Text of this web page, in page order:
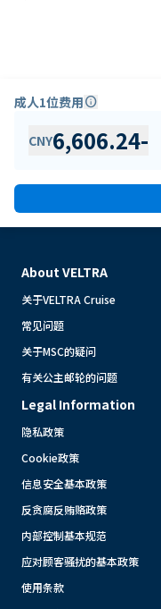
成人1位费用info
CNY6,606.24-
About VELTRA
关于VELTRA Cruise
常见问题
关于MSC的疑问
有关公主邮轮的问题
Legal Information
隐私政策
Cookie政策
信息安全基本政策
反贪腐反贿赂政策
内部控制基本规范
应对顾客骚扰的基本政策
使用条款